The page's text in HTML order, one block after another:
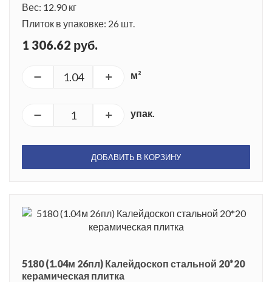
Вес: 12.90 кг
Плиток в упаковке: 26 шт.
1 306.62 руб.
м²
упак.
ДОБАВИТЬ В КОРЗИНУ
5180 (1.04м 26пл) Калейдоскоп стальной 20*20
керамическая плитка